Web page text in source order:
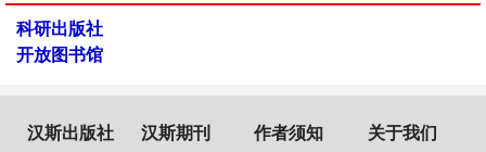
科研出版社
开放图书馆
汉斯出版社 汉斯期刊 作者须知 关于我们